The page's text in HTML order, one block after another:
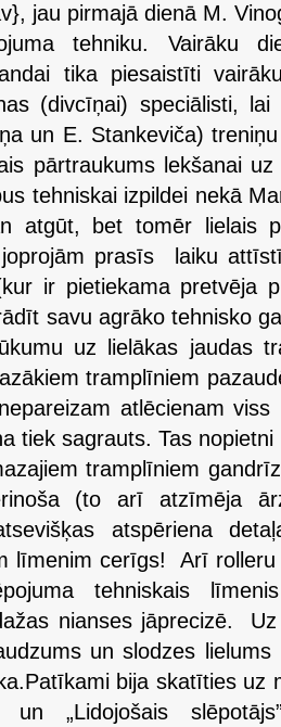
jau pirmajā dienā M.
tehniku. Vairāku
tika piesaistīti
(divcīņai) speciālisti,
un E. Stankeviča)
pārtraukums lekšanai
tehniskai izpildei nekā
atgūt, bet tomēr lielais
prasīs laiku
ir pietiekama pretvēja
savu agrāko tehnisko
uz lielākas jaudas
tramplīniem
atlēcienam
tiek sagrauts. Tas
tramplīniem
(to arī atzīmēja
atspēriena
līmenim cerīgs! Arī
tehniskais
nianses jāprecizē.
un slodzes
bija skatīties uz
un „Lidojošais